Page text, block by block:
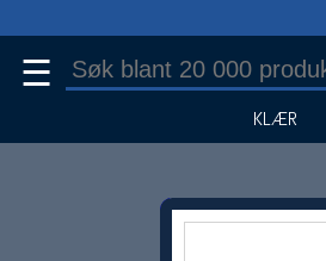
☰
KLÆR